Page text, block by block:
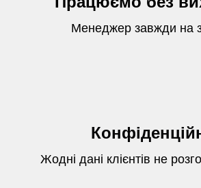
Менеджер завжди на
Жодні дані клієнтів не